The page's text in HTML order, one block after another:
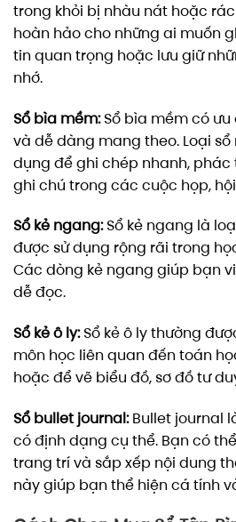
trong khỏi bị nhàu nát hoặc
hoàn hảo cho những ai muốn
tin quan trọng hoặc lưu giữ
nhớ.
Sổ bìa mềm:Sổ bìa mềm có ưu
và dễ dàng mang theo. Loại
dụng để ghi chép nhanh,
ghi chú trong các cuộc họp,
Sổ kẻ ngang:Sổ kẻ ngang là
được sử dụng rộng rãi trong
Các dòng kẻ ngang giúp bạn
dễ đọc.
Sổ kẻ ô ly:Sổ kẻ ô ly thường
môn học liên quan đến toán
hoặc để vẽ biểu đồ, sơ đồ tư
Sổ bullet journal:Bullet journal
có định dạng cụ thể. Bạn có
trang trí và sắp xếp nội dung
này giúp bạn thể hiện cá tính